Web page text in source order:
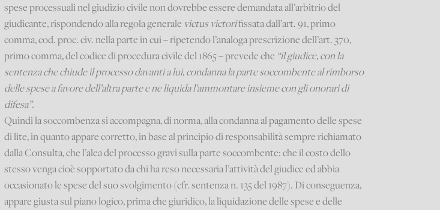
spese processuali nel giudizio civile non dovrebbe essere demandata all’arbitrio del
giudicante, rispondendo alla regola generale victus victorifissata dall’art. 91, primo
comma, cod. proc. civ. nella parte in cui – ripetendo l’analoga prescrizione dell’art. 370,
primo comma, del codice di procedura civile del 1865 – prevede che “il giudice, con la
sentenza che chiude il processo davanti a lui, condanna la parte soccombente al rimborso
delle spese a favore dell’altra parte e ne liquida l’ammontare insieme con gli onorari di
difesa”.
Quindi la soccombenza si accompagna, di norma, alla condanna al pagamento delle spese
di lite, in quanto appare corretto, in base al principio di responsabilità sempre richiamato
dalla Consulta, che l’alea del processo gravi sulla parte soccombente: che il costo dello
stesso venga cioè sopportato da chi ha reso necessaria l’attività del giudice ed abbia
occasionato le spese del suo svolgimento (cfr. sentenza n. 135 del 1987). Di conseguenza,
appare giusta sul piano logico, prima che giuridico, la liquidazione delle spese e delle